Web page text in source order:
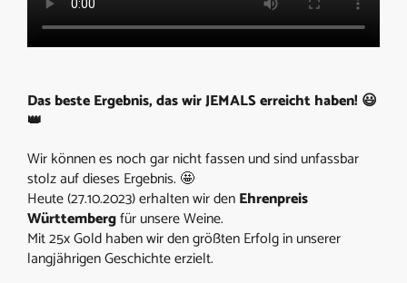
Das beste Ergebnis, das wir JEMALS erreicht haben! 😃
👑
Wir können es noch gar nicht fassen und sind unfassbar
stolz auf dieses Ergebnis. 🤩
Heute (27.10.2023) erhalten wir denEhrenpreis
Württembergfür unsere Weine.
Mit 25x Gold haben wir den größten Erfolg in unserer
langjährigen Geschichte erzielt.